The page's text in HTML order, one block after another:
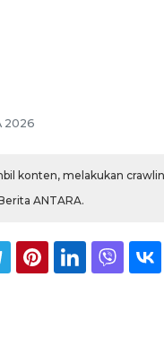
2026
konten, melakukan
ANTARA.